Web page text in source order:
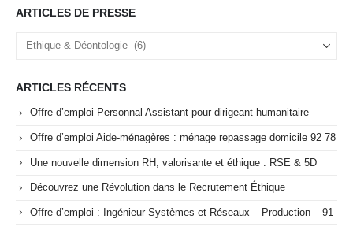
ARTICLES DE PRESSE
Articles
de
ARTICLES RÉCENTS
Offre d’emploi Personnal Assistant pour dirigeant humanitaire
Offre d’emploi Aide-ménagères : ménage repassage domicile 92 78
Une nouvelle dimension RH, valorisante et éthique : RSE & 5D
Découvrez une Révolution dans le Recrutement Éthique
Offre d’emploi : Ingénieur Systèmes et Réseaux – Production – 91